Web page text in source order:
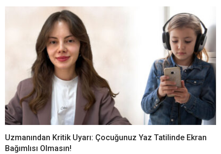
Uzmanından Kritik Uyarı: Çocuğunuz Yaz Tatilinde Ekran
Bağımlısı Olmasın!